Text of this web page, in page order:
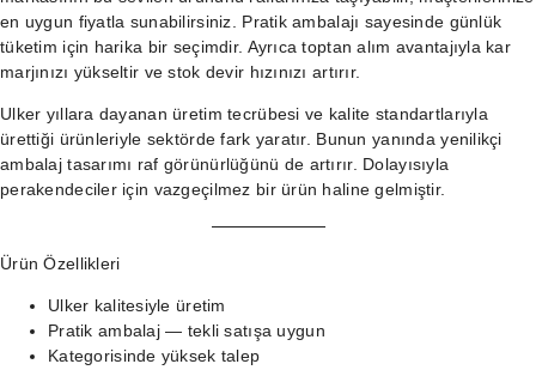
en uygun fiyatla sunabilirsiniz. Pratik ambalajı sayesinde günlük
tüketim için harika bir seçimdir. Ayrıca toptan alım avantajıyla kar
marjınızı yükseltir ve stok devir hızınızı artırır.
Ulker yıllara dayanan üretim tecrübesi ve kalite standartlarıyla
ürettiği ürünleriyle sektörde fark yaratır. Bunun yanında yenilikçi
ambalaj tasarımı raf görünürlüğünü de artırır. Dolayısıyla
perakendeciler için vazgeçilmez bir ürün haline gelmiştir.
Ürün Özellikleri
Ulker kalitesiyle üretim
Pratik ambalaj — tekli satışa uygun
Kategorisinde yüksek talep